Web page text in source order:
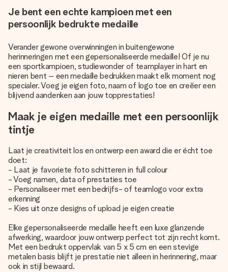
Je bent een echte kampioen met een
persoonlijk bedrukte medaille
Verander gewone overwinningen in buitengewone
herinneringen met een gepersonaliseerde medaille! Of je nu
een sportkampioen, studiewonder of teamplayer in hart en
nieren bent – een medaille bedrukken maakt elk moment nog
specialer. Voeg je eigen foto, naam of logo toe en creëer een
blijvend aandenken aan jouw topprestaties!
Maak je eigen medaille met een persoonlijk
tintje
Laat je creativiteit los en ontwerp een award die er écht toe
doet:
- Laat je favoriete foto schitteren in full colour
- Voeg namen, data of prestaties toe
- Personaliseer met een bedrijfs- of teamlogo voor extra
erkenning
- Kies uit onze designs of upload je eigen creatie
Elke gepersonaliseerde medaille heeft een luxe glanzende
afwerking, waardoor jouw ontwerp perfect tot zijn recht komt.
Met een bedrukt oppervlak van 5 x 5 cm en een stevige
metalen basis blijft je prestatie niet alleen in herinnering, maar
ook in stijl bewaard.